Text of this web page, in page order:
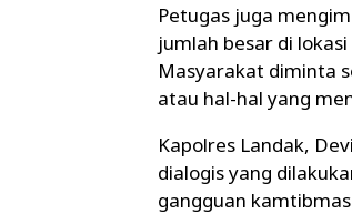
Petugas juga
jumlah besar di
Masyarakat diminta
atau hal-hal yang
Kapolres Landak,
dialogis yang
gangguan